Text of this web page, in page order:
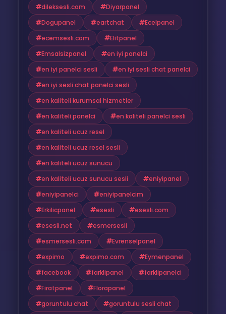
dileksesli.com
Diyarpanel
Dogupanel
eartchat
Ecelpanel
ecemsesli.com
Elitpanel
Emsalsizpanel
en iyi panelci
en iyi panelci sesli
en iyi sesli chat panelci
en iyi sesli chat panelci sesli
en kaliteli kurumsal hizmetler
en kaliteli panelci
en kaliteli panelci sesli
en kaliteli ucuz resel
en kaliteli ucuz resel sesli
en kaliteli ucuz sunucu
en kaliteli ucuz sunucu sesli
eniyipanel
eniyipanelci
eniyipanelcim
Erkilicpanel
esesli
esesli.com
esesli.net
esmersesli
esmersesli.com
Evrenselpanel
expimo
expimo.com
Eymenpanel
facebook
farklipanel
farklipanelci
Firatpanel
Florapanel
goruntulu chat
goruntulu sesli chat